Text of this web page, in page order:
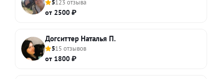
5123 отзыва
от 2500 ₽
Догситтер Наталья П.
515 отзывов
от 1800 ₽